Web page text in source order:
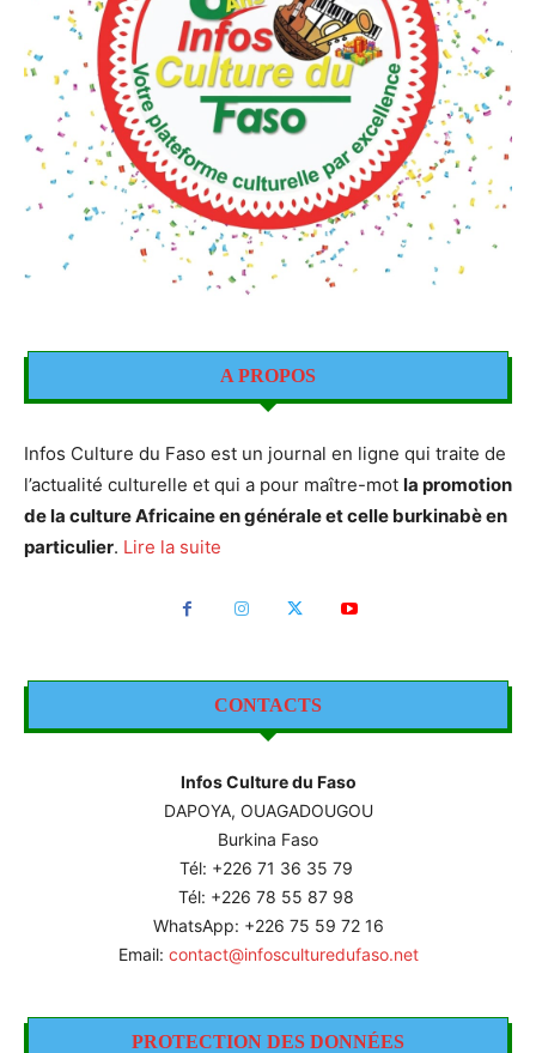
A PROPOS
Infos Culture du Faso est un journal en ligne qui traite de
l’actualité culturelle et qui a pour maître-mot la promotion
de la culture Africaine en générale et celle burkinabè en
particulier. Lire la suite
CONTACTS
Infos Culture du Faso
DAPOYA, OUAGADOUGOU
Burkina Faso
Tél: +226 71 36 35 79
Tél: +226 78 55 87 98
WhatsApp: +226 75 59 72 16
Email: contact@infosculturedufaso.net
PROTECTION DES DONNÉES